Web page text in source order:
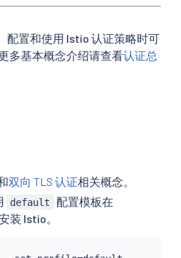
配置和使用 Istio 认证策略时可
多基本概念介绍请查看认证总
双向 TLS 认证相关概念。
default
配置模板在
装 Istio。